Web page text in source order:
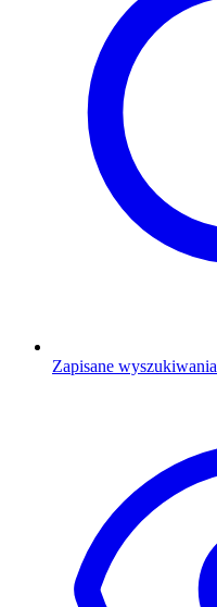
Zapisane wyszukiwania